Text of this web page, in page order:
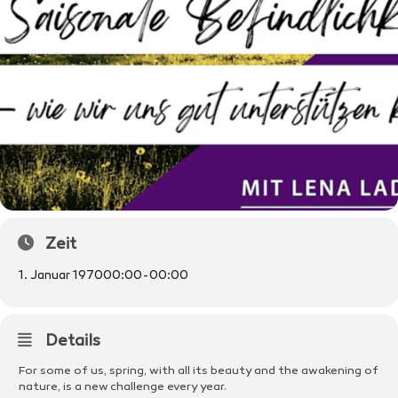
Zeit
1. Januar 197000:00-00:00
Details
For some of us, spring, with all its beauty and the awakening of
nature, is a new challenge every year.